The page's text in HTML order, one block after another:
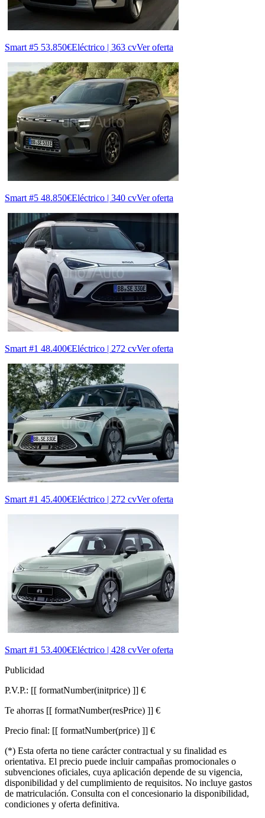
Smart #5 53.850€Eléctrico | 363 cvVer oferta
Smart #5 48.850€Eléctrico | 340 cvVer oferta
Smart #1 48.400€Eléctrico | 272 cvVer oferta
Smart #1 45.400€Eléctrico | 272 cvVer oferta
Smart #1 53.400€Eléctrico | 428 cvVer oferta
Publicidad
P.V.P.: [[ formatNumber(initprice) ]] €
Te ahorras [[ formatNumber(resPrice) ]] €
Precio final: [[ formatNumber(price) ]] €
(*) Esta oferta no tiene carácter contractual y su finalidad es
orientativa. El precio puede incluir campañas promocionales o
subvenciones oficiales, cuya aplicación depende de su vigencia,
disponibilidad y del cumplimiento de requisitos. No incluye gastos
de matriculación. Consulta con el concesionario la disponibilidad,
condiciones y oferta definitiva.